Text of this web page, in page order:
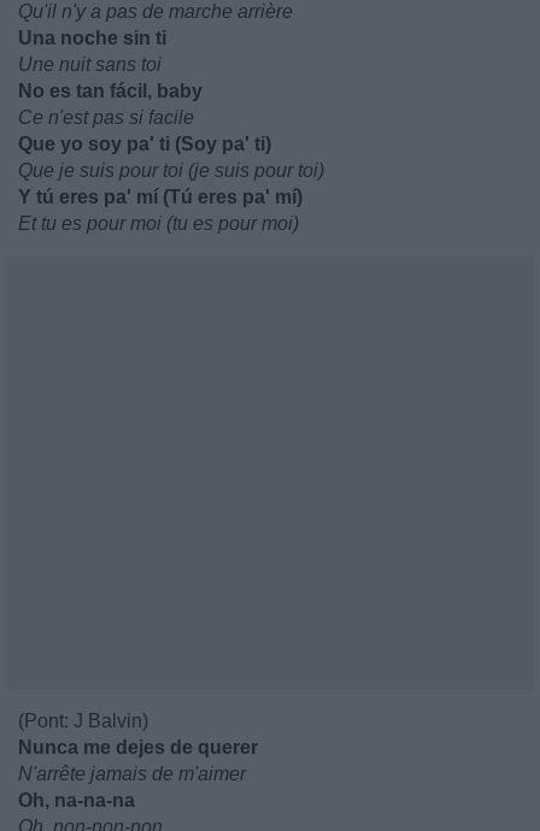
Qu'il n'y a pas de marche arrière
Una noche sin ti
Une nuit sans toi
No es tan fácil, baby
Ce n'est pas si facile
Que yo soy pa' ti (Soy pa' ti)
Que je suis pour toi (je suis pour toi)
Y tú eres pa' mí (Tú eres pa' mí)
Et tu es pour moi (tu es pour moi)
(Pont: J Balvin)
Nunca me dejes de querer
N'arrête jamais de m'aimer
Oh, na-na-na
Oh, non-non-non